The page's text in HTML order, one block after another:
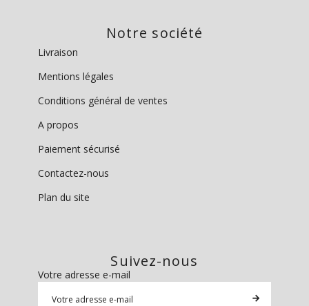
Notre société
Livraison
Mentions légales
Conditions général de ventes
A propos
Paiement sécurisé
Contactez-nous
Plan du site
Suivez-nous
Votre adresse e-mail